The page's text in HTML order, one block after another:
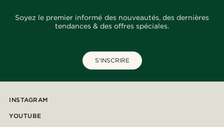
Soyez le premier informé des nouveautés, des dernières
tendances & des offres spéciales.
S'INSCRIRE
INSTAGRAM
YOUTUBE